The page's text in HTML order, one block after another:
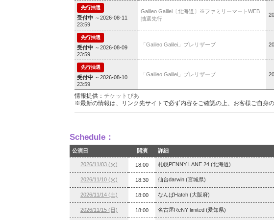
先行抽選
受付中 ～2026-08-11
23:59
Galileo Galilei〔北海道〕※ファミリーマートWEB
抽選先行
先行抽選
受付中 ～2026-08-09
23:59
「Galileo Galilei」プレリザーブ
先行抽選
受付中 ～2026-08-10
23:59
「Galileo Galilei」プレリザーブ
情報提供： チケットぴあ
※最新の情報は、リンク先サイトで必ず内容をご確認の上、お客様ご自身の
Schedule：
公演日 開演 詳細
2026/11/03 (火) 18:00 札幌PENNY LANE 24 (北海道)
2026/11/10 (火) 18:30 仙台darwin (宮城県)
2026/11/14 (土) 18:00 なんばHatch (大阪府)
2026/11/15 (日) 18:00 名古屋ReNY limited (愛知県)